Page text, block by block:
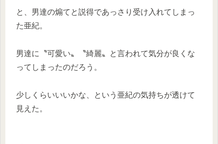
と、男達の煽てと説得であっさり受け入れてしまっ
た亜紀。
男達に〝可愛い〟〝綺麗〟と言われて気分が良くな
ってしまったのだろう。
少しくらいいいかな、という亜紀の気持ちが透けて
見えた。